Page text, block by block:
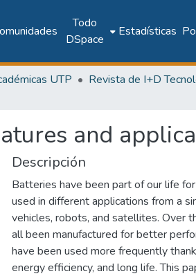
Todo
DSpace
Estadísticas
UTP Revista de I+D
and
Descripción
Batteries have been part of our life
used in different applications from a
vehicles, robots, and satellites. Over
all been manufactured for better
have been used more frequently
energy efficiency, and long life. This